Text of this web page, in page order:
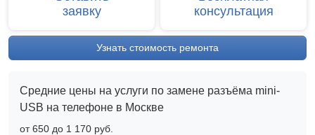
заявку
консультация
Узнать стоимость ремонта
Средние цены на услуги по замене разъёма mini-
USB на телефоне в Москве
от 650 до 1 170 pyб.